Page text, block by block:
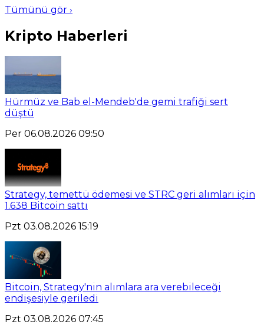
Tümünü gör ›
Kripto Haberleri
Hürmüz ve Bab el-Mendeb'de gemi trafiği sert
düştü
Per 06.08.2026 09:50
Strategy, temettü ödemesi ve STRC geri alımları için
1.638 Bitcoin sattı
Pzt 03.08.2026 15:19
Bitcoin, Strategy'nin alımlara ara verebileceği
endişesiyle geriledi
Pzt 03.08.2026 07:45